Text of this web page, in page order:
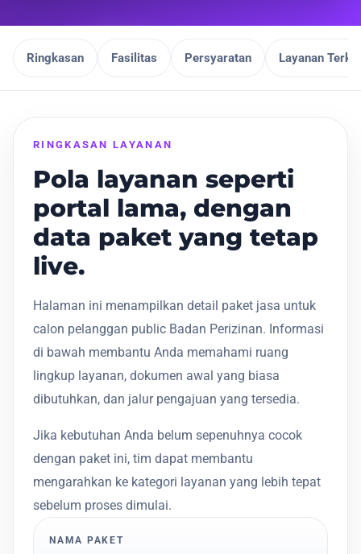
Ringkasan Fasilitas Persyaratan Layanan
RINGKASAN LAYANAN
Pola layanan seperti
portal lama, dengan
data paket yang tetap
live.
Halaman ini menampilkan detail paket jasa untuk
calon pelanggan public Badan Perizinan. Informasi
di bawah membantu Anda memahami ruang
lingkup layanan, dokumen awal yang biasa
dibutuhkan, dan jalur pengajuan yang tersedia.
Jika kebutuhan Anda belum sepenuhnya cocok
dengan paket ini, tim dapat membantu
mengarahkan ke kategori layanan yang lebih tepat
sebelum proses dimulai.
NAMA PAKET